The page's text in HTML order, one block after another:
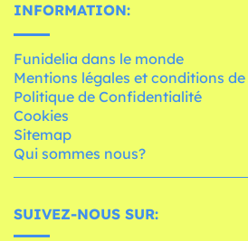
INFORMATION:
Funidelia dans le monde
Mentions légales et conditions de
Politique de Confidentialité
Cookies
Sitemap
Qui sommes nous?
SUIVEZ-NOUS SUR: